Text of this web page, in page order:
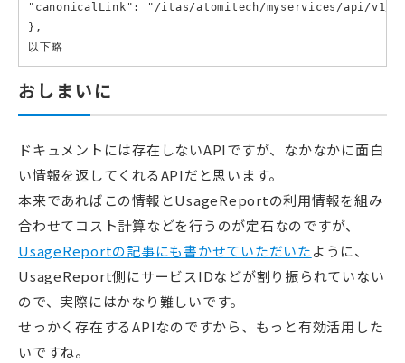
"canonicalLink": "/itas/atomitech/myservices/api/v1/
},
以下略
おしまいに
ドキュメントには存在しないAPIですが、なかなかに面白
い情報を返してくれるAPIだと思います。
本来であればこの情報とUsageReportの利用情報を組み
合わせてコスト計算などを行うのが定石なのですが、
UsageReportの記事にも書かせていただいたように、
UsageReport側にサービスIDなどが割り振られていない
ので、実際にはかなり難しいです。
せっかく存在するAPIなのですから、もっと有効活用した
いですね。